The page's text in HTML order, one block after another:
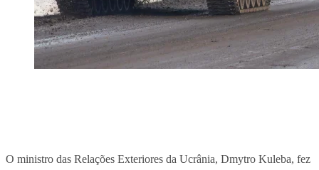
O ministro das Relações Exteriores da Ucrânia, Dmytro Kuleba, fez